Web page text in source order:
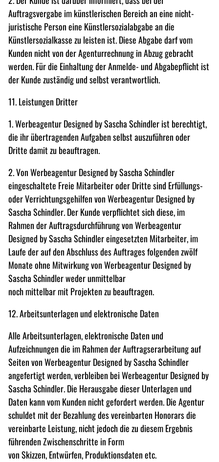
Auftragsvergabe im künstlerischen Bereich an eine nicht-
juristische Person eine Künstlersozialabgabe an die
Künstlersozialkasse zu leisten ist. Diese Abgabe darf vom
Kunden nicht von der Agenturrechnung in Abzug gebracht
werden. Für die Einhaltung der Anmelde- und Abgabepflicht ist
der Kunde zuständig und selbst verantwortlich.
11. Leistungen Dritter
1. Werbeagentur Designed by Sascha Schindler ist berechtigt,
die ihr übertragenden Aufgaben selbst auszuführen oder
Dritte damit zu beauftragen.
2. Von Werbeagentur Designed by Sascha Schindler
eingeschaltete Freie Mitarbeiter oder Dritte sind Erfüllungs-
oder Verrichtungsgehilfen von Werbeagentur Designed by
Sascha Schindler. Der Kunde verpflichtet sich diese, im
Rahmen der Auftragsdurchführung von Werbeagentur
Designed by Sascha Schindler eingesetzten Mitarbeiter, im
Laufe der auf den Abschluss des Auftrages folgenden zwölf
Monate ohne Mitwirkung von Werbeagentur Designed by
Sascha Schindler weder unmittelbar
noch mittelbar mit Projekten zu beauftragen.
12. Arbeitsunterlagen und elektronische Daten
Alle Arbeitsunterlagen, elektronische Daten und
Aufzeichnungen die im Rahmen der Auftragserarbeitung auf
Seiten von Werbeagentur Designed by Sascha Schindler
angefertigt werden, verbleiben bei Werbeagentur Designed by
Sascha Schindler. Die Herausgabe dieser Unterlagen und
Daten kann vom Kunden nicht gefordert werden. Die Agentur
schuldet mit der Bezahlung des vereinbarten Honorars die
vereinbarte Leistung, nicht jedoch die zu diesem Ergebnis
führenden Zwischenschritte in Form
von Skizzen, Entwürfen, Produktionsdaten etc.